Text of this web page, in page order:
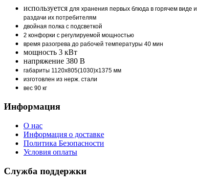
используется для хранения первых блюда в горячем виде и
раздачи их потребителям
двойная полка с подсветкой
2 конфорки с регулируемой мощностью
время разогрева до рабочей температуры 40 мин
мощность 3 кВт
напряжение 380 В
габариты 1120х805(1030)х1375 мм
изготовлен из нерж. стали
вес 90 кг
Информация
О нас
Информация о доставке
Политика Безопасности
Условия оплаты
Служба поддержки